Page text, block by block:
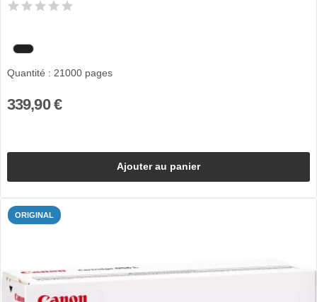
Quantité : 21000 pages
339,90 €
Ajouter au panier
ORIGINAL